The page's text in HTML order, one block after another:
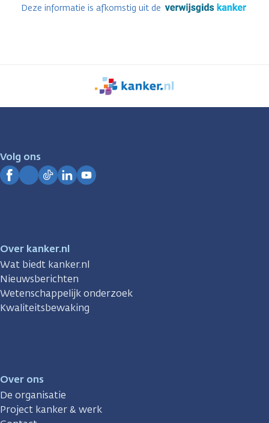
Deze informatie is afkomstig uit de
We
zijn
Volg ons
Over kanker.nl
Wat biedt kanker.nl
Nieuwsberichten
Wetenschappelijk onderzoek
Kwaliteitsbewaking
Over ons
De organisatie
Project kanker & werk